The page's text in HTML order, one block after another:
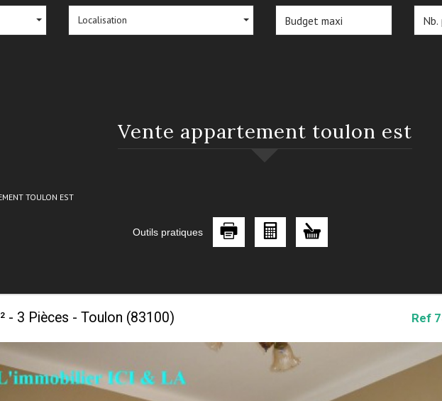
Localisation
vente appartement toulon est
TOULON EST
Outils pratiques
- 3 Pièces - Toulon (83100) Ref